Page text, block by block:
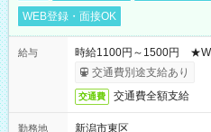
WEB登録・面接OK
給与
時給1100円～1500円 ★W
交通費別途支給あり
交通費 交通費全額支給
勤務地 新潟市東区